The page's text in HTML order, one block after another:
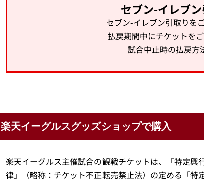
セブン-イレブ
セブン-イレブン引取りを
払戻期間中にチケットを
試合中止時の払戻方
楽天イーグルスグッズショップで購入
楽天イーグルス主催試合の観戦チケットは、「特定
律」（略称：チケット不正転売禁止法）の定める「